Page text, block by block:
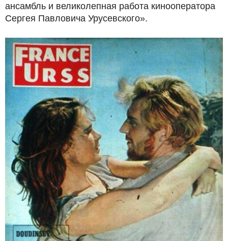
ансамбль и великолепная работа кинооператора
Сергея Павловича Урусевского».